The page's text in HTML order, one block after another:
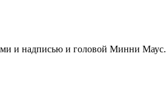
и надписью и головой Минни Маус.